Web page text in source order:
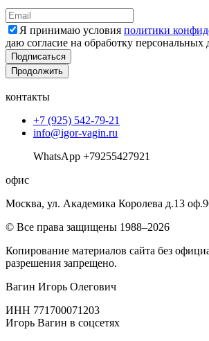
Я принимаю условия политики
даю согласие на обработку персональных
Подписаться
Продолжить
контакты
+7 (925) 542-79-21
info@igor-vagin.ru
WhatsApp +79255427921
офис
Москва, ул. Академика Королева д.13
© Все права защищены 1988–2026
Копирование материалов сайта без
разрешения запрещено.
Вагин Игорь Олегович
ИНН 771700071203
Игорь Вагин в соцсетях